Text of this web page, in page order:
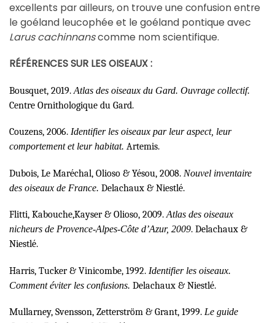
excellents par ailleurs, on trouve une confusion entre
le goéland leucophée et le goéland pontique avec
Larus cachinnanscomme nom scientifique.
RÉFÉRENCES SUR LES OISEAUX :
Bousquet, 2019.Atlas des oiseaux du Gard. Ouvrage collectif.
Centre Ornithologique du Gard.
Couzens, 2006. Identifier les oiseaux par leur aspect, leur
comportement et leur habitat. Artemis.
Dubois, Le Maréchal, Olioso & Yésou, 2008. Nouvel inventaire
des oiseaux de France. Delachaux & Niestlé.
Flitti, Kabouche,Kayser & Olioso, 2009.Atlas des oiseaux
nicheurs de Provence-Alpes-Côte d’Azur, 2009. Delachaux &
Niestlé.
Harris, Tucker & Vinicombe, 1992. Identifier les oiseaux.
Comment éviter les confusions. Delachaux & Niestlé.
Mullarney, Svensson, Zetterström & Grant, 1999. Le guide